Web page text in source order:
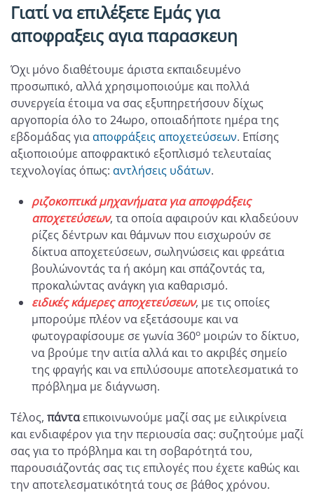
Γιατί να επιλέξετε Εμάς για
αποφραξεις αγια παρασκευη
Όχι μόνο διαθέτουμε άριστα εκπαιδευμένο
προσωπικό, αλλά χρησιμοποιούμε και πολλά
συνεργεία έτοιμα να σας εξυπηρετήσουν δίχως
αργοπορία όλο το 24ωρο, οποιαδήποτε ημέρα της
εβδομάδας γιααποφράξεις αποχετεύσεων. Επίσης
αξιοποιούμε αποφρακτικό εξοπλισμό τελευταίας
τεχνολογίας όπως: αντλήσεις υδάτων.
ριζοκοπτικά μηχανήματα για αποφράξεις
αποχετεύσεων, τα οποία αφαιρούν και κλαδεύουν
ρίζες δέντρων και θάμνων που εισχωρούν σε
δίκτυα αποχετεύσεων, σωληνώσεις και φρεάτια
βουλώνοντάς τα ή ακόμη και σπάζοντάς τα,
προκαλώντας ανάγκη για καθαρισμό.
ειδικές κάμερες αποχετεύσεων, με τις οποίες
μπορούμε πλέον να εξετάσουμε και να
φωτογραφίσουμε σε γωνία 360ο μοιρών το δίκτυο,
να βρούμε την αιτία αλλά και το ακριβές σημείο
της φραγής και να επιλύσουμε αποτελεσματικά το
πρόβλημα με διάγνωση.
Τέλος, πάνταεπικοινωνούμε μαζί σας με ειλικρίνεια
και ενδιαφέρον για την περιουσία σας: συζητούμε μαζί
σας για το πρόβλημα και τη σοβαρότητά του,
παρουσιάζοντάς σας τις επιλογές που έχετε καθώς και
την αποτελεσματικότητά τους σε βάθος χρόνου.